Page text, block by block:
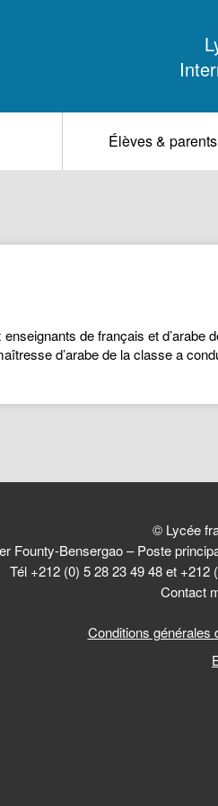
Élèves & parents
de français et
d’arabe de la classe a
© Lycée
Founty-Bensergao – Poste
Tél +212 (0) 5 28 23 49 48 et +212
Contact
Conditions générales